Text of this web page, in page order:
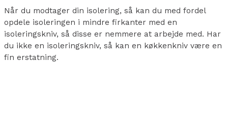
Når du modtager din isolering, så kan du med fordel
opdele isoleringen i mindre firkanter med en
isoleringskniv, så disse er nemmere at arbejde med. Har
du ikke en isoleringskniv, så kan en køkkenkniv være en
fin erstatning.